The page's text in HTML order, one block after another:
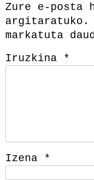
Zure e-posta
argitaratuko.
markatuta
Iruzkina
*
Izena *